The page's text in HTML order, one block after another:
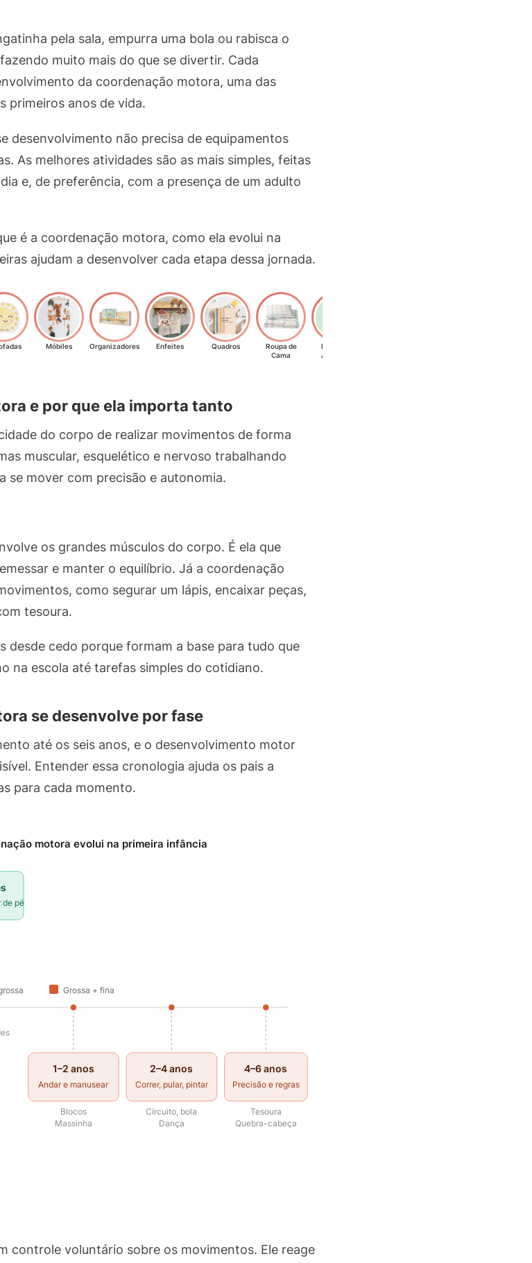
pela sala, empurra uma bola ou rabisca o
muito mais do que se divertir. Cada
da coordenação motora, uma das
primeiros anos de vida.
desenvolvimento não precisa de equipamentos
As melhores atividades são as mais simples, feitas
e, de preferência, com a presença de um adulto
é a coordenação motora, como ela evolui na
ajudam a desenvolver cada etapa dessa jornada.
Móbiles Organizadores Enfeites Quadros
Roupa de
Cama
Réguas e
Adesivos
e por que ela importa tanto
do corpo de realizar movimentos de forma
muscular, esquelético e nervoso trabalhando
se mover com precisão e autonomia.
os grandes músculos do corpo. É ela que
e manter o equilíbrio. Já a coordenação
como segurar um lápis, encaixar peças,
tesoura.
desde cedo porque formam a base para tudo que
na escola até tarefas simples do cotidiano.
se desenvolve por fase
até os seis anos, e o desenvolvimento motor
Entender essa cronologia ajuda os pais a
para cada momento.
motora evolui na primeira infância
de pé
1–2 anos
Andar e manusear
Blocos
Massinha
2–4 anos
Correr, pular, pintar
Circuito, bola
Dança
4–6 anos
Precisão e regras
Tesoura
Quebra-cabeça
Grossa + fina
controle voluntário sobre os movimentos. Ele reage